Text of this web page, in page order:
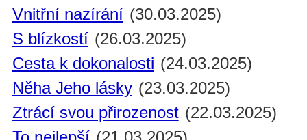
Vnitřní nazírání (30.03.2025)
S blízkostí (26.03.2025)
Cesta k dokonalosti (24.03.2025)
Něha Jeho lásky (23.03.2025)
Ztrácí svou přirozenost (22.03.2025)